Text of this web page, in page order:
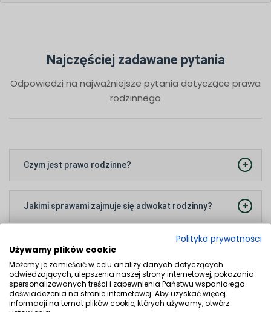
Najczęściej zadawane pytania
Odpowiedzi na najważniejsze pytania dotyczące prawa
rodzinnego
Czym jest prawo rodzinne? +
regulowaniem stosunków prawnych w rodzinie. Podstawowym
opiekuńczy, regulujący zagadnienia takie jak małżeństwo,
pokrewieństwo, powinowactwo, opiekę i kuratelę.
Jakimi sprawami zajmuje się adwokat rodzinny? +
alimenty, podział majątku dorobkowego, ustalenie władzy
rodzicielskiej, uregulowanie kontaktów z dzieckiem, ustalenie i
zaprzeczenie ojcostwa, przysposobienie dziecka (adopcję),
unieważnienie małżeństwa oraz sporządzanie intercyz i
porozumień wychowawczych.
Dlaczego warto skorzystać z pomocy adwokata w
sprawach rodzinnych?
Sprawy rodzinne należą do szczególnie delikatnych i generują
silne emocje. Doświadczony adwokat zapewnia obiektywne
Gdzie rozpatrywane są sprawy z zakresu prawa
Polityka prywatności
Używamy plików cookie
Możemy je zamieścić w celu analizy danych dotyczących
odwiedzających, ulepszenia naszej strony internetowej, pokazania
spersonalizowanych treści i zapewnienia Państwu wspaniałego
doświadczenia na stronie internetowej. Aby uzyskać więcej
informacji na temat plików cookie, których używamy, otwórz